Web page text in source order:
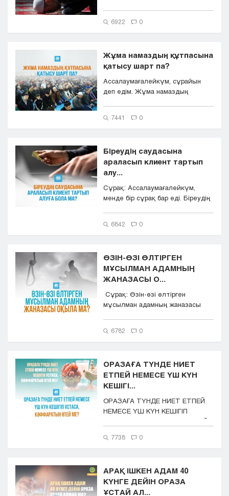
6922 0
Жұма намаздың құтпасына
қатысу шарт па?
Ассалаумағалейкүм, сұрайын
деп едім. Жұма намаздың
7441 0
Біреудің саудасына
араласып клиент тартып
алу...
Сұрақ: Ассалаумағалейкүм,
менде бір сұрақ бар еді. Біреудің
6842 0
ӨЗІН-ӨЗІ ӨЛТІРГЕН
МҰСЫЛМАН АДАМНЫҢ
ЖАНАЗАСЫ О...
Сұрақ: Өзін-өзі өлтірген
мұсылман адамның жаназасы
6782 0
ОРАЗАҒА ТҮНДЕ НИЕТ
ЕТПЕЙ НЕМЕСЕ ҮШ КҮН
КЕШІГІ...
ОРАЗАҒА ТҮНДЕ НИЕТ ЕТПЕЙ
НЕМЕСЕ ҮШ КҮН КЕШІГІП
ҰСТАСА, КӘФФАРАТЫН ӨТЕЙ
7738 0
АРАҚ ІШКЕН АДАМ 40
КҮНГЕ ДЕЙІН ОРАЗА
ҰСТАЙ АЛ...